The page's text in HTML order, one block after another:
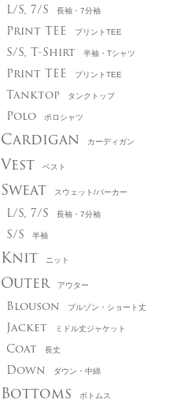
L/S, 7/S 長袖・7分袖
Print TEE プリントTEE
S/S, T-Shirt 半袖・Tシャツ
Print TEE プリントTEE
Tanktop タンクトップ
Polo ポロシャツ
Cardigan カーディガン
Vest ベスト
Sweat スウェット/パーカー
L/S, 7/S 長袖・7分袖
S/S 半袖
Knit ニット
Outer アウター
Blouson ブルゾン・ショート丈
Jacket ミドル丈ジャケット
Coat 長丈
Down ダウン・中綿
Bottoms ボトムス